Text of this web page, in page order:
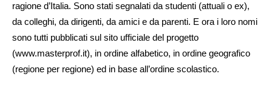
ragione d’Italia. Sono stati segnalati da studenti (attuali o ex),
da colleghi, da dirigenti, da amici e da parenti. E ora i loro nomi
sono tutti pubblicati sul sito ufficiale del progetto
(www.masterprof.it), in ordine alfabetico, in ordine geografico
(regione per regione) ed in base all’ordine scolastico.